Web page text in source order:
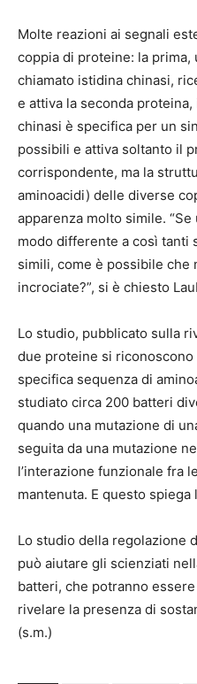
Molte reazioni ai segnali
coppia di proteine: la prima,
chiamato istidina chinasi,
e attiva la seconda
chinasi è specifica per un
possibili e attiva soltanto il
corrispondente, ma la
aminoacidi) delle diverse
apparenza molto simile.
modo differente a così tanti
simili, come è possibile che
incrociate?”, si è chiesto
Lo studio, pubblicato sulla
due proteine si
specifica sequenza di
studiato circa 200 batteri
quando una mutazione di
seguita da una mutazione
l’interazione funzionale fra
mantenuta. E questo spiega
Lo studio della regolazione
può aiutare gli scienziati
batteri, che potranno
rivelare la presenza di
(s.m.)